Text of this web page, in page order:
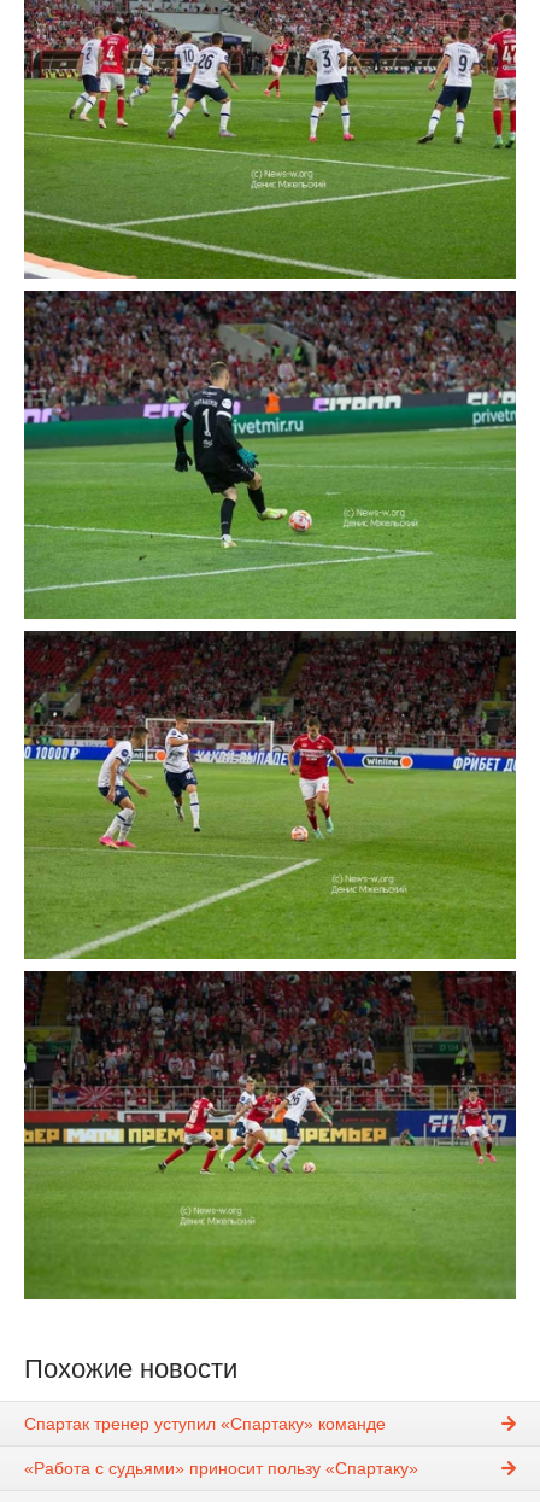
Похожие новости
Спартак тренер уступил «Спартаку» команде
«Работа с судьями» приносит пользу «Спартаку»